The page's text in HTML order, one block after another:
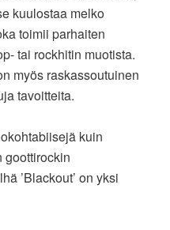
kuulostaa melko
toimii parhaiten
tai rockhitin muotista.
myös raskassoutuinen
tavoitteita.
kuin
goottirockin
’Blackout’ on yksi